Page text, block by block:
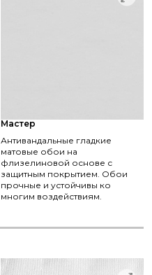
Мастер
Антивандальные гладкие
матовые обои на
флизелиновой основе с
защитным покрытием. Обои
прочные и устойчивы ко
многим воздействиям.